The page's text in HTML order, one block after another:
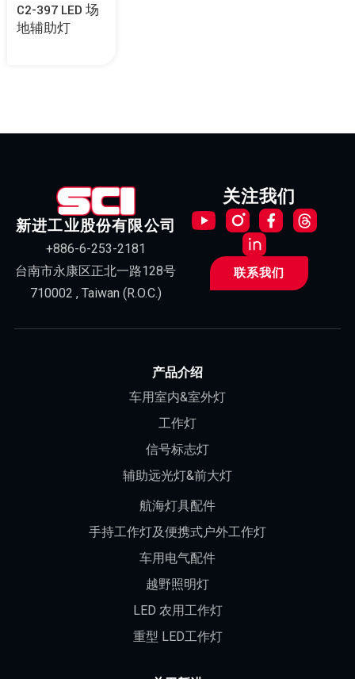
C2-397 LED 场
地辅助灯
新进工业股份有限公司
+886-6-253-2181
台南市永康区正北一路128号
710002 , Taiwan (R.O.C.)
关注我们
联系我们
产品介绍
车用室内&室外灯
工作灯
信号标志灯
辅助远光灯&前大灯
航海灯具配件
手持工作灯及便携式户外工作灯
车用电气配件
越野照明灯
LED 农用工作灯
重型 LED工作灯